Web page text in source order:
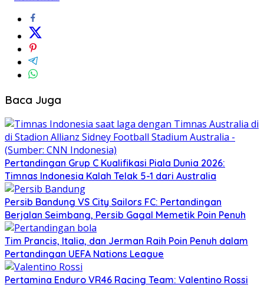
Baca Juga
Pertandingan Grup C Kualifikasi Piala Dunia 2026:
Timnas Indonesia Kalah Telak 5-1 dari Australia
Persib Bandung VS City Sailors FC: Pertandingan
Berjalan Seimbang, Persib Gagal Memetik Poin Penuh
Tim Prancis, Italia, dan Jerman Raih Poin Penuh dalam
Pertandingan UEFA Nations League
Pertamina Enduro VR46 Racing Team: Valentino Rossi